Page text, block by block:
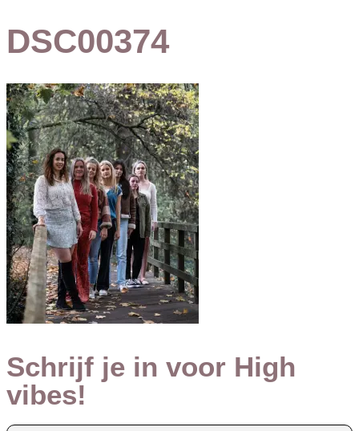
DSC00374
Schrijf je in voor High
vibes!